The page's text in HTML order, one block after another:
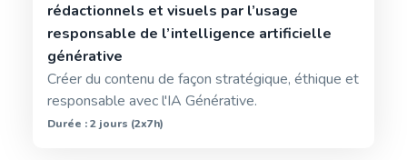
rédactionnels et visuels par l’usage
responsable de l’intelligence artificielle
générative
Créer du contenu de façon stratégique, éthique et
responsable avec l'IA Générative.
Durée : 2 jours (2x7h)